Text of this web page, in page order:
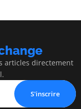
articles directement
S'inscrire